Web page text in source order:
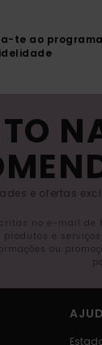
te ao programa
e ofertas
no e-mail de
produtos e
ou